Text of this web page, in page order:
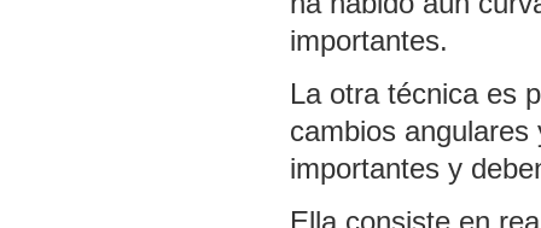
importantes.
La otra técnica es
cambios angulares
importantes y